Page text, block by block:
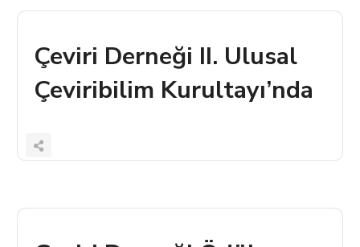
Çeviri Derneği II. Ulusal
Çeviribilim Kurultayı’nda